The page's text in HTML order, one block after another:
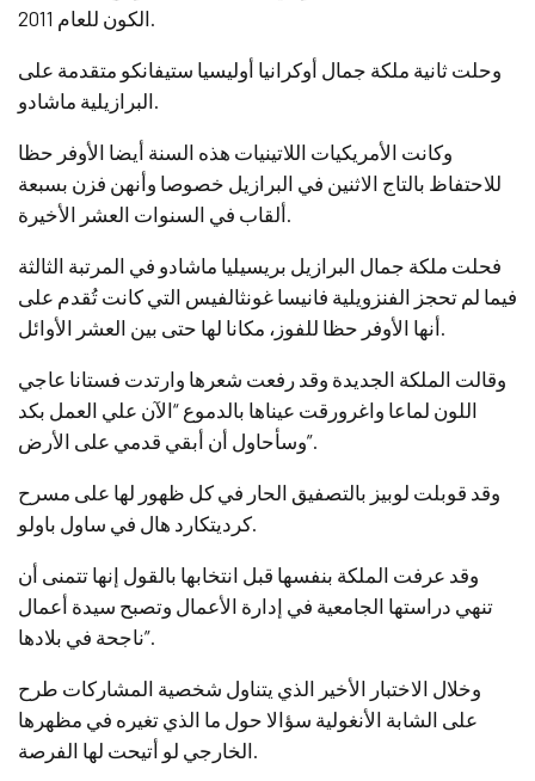
وحلت ثانية ملكة جمال أوكرانيا أوليسيا ستيفانكو متقدمة على
وكانت الأمريكيات اللاتينيات هذه السنة أيضا الأوفر حظا
للاحتفاظ بالتاج الاثنين في البرازيل خصوصا وأنهن فزن بسبعة
فحلت ملكة جمال البرازيل بريسيليا ماشادو في المرتبة الثالثة
فيما لم تحجز الفنزويلية فانيسا غونثالفيس التي كانت تُقدم على
وقالت الملكة الجديدة وقد رفعت شعرها وارتدت فستانا عاجي
اللون لماعا واغرورقت عيناها بالدموع “الآن علي العمل بكد
وسأحاول أن أبقي قدمي على الأرض”.
وقد قوبلت لوبيز بالتصفيق الحار في كل ظهور لها على مسرح
وقد عرفت الملكة بنفسها قبل انتخابها بالقول إنها تتمنى أن
تنهي دراستها الجامعية في إدارة الأعمال وتصبح سيدة أعمال
ناجحة في بلادها”.
وخلال الاختبار الأخير الذي يتناول شخصية المشاركات طرح
على الشابة الأنغولية سؤالا حول ما الذي تغيره في مظهرها